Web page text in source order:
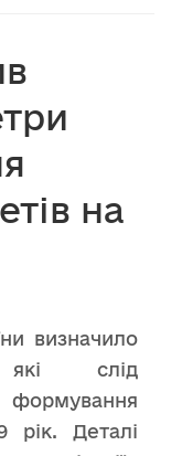
на
визначило
які слід
рік. Деталі